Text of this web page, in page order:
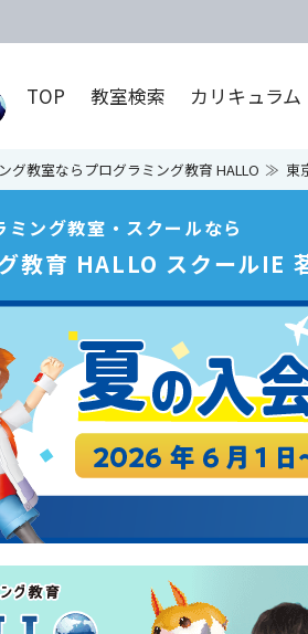
TOP 教室検索 カリキュラム
グ教室ならプログラミング教育 HALLO 東
ング教室・スクールなら
教育 HALLO スクールIE